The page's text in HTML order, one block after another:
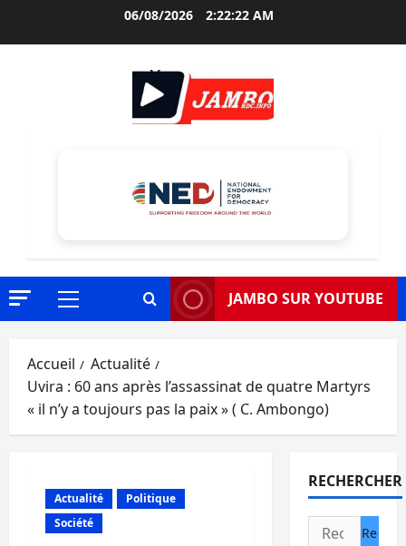
06/08/2026 2:22:23 AM
Menu
JAMBO SUR YOUTUBE
Accueil
Actualité
Uvira : 60 ans après l’assassinat de quatre Martyrs
« il n’y a toujours pas la paix » ( C. Ambongo)
Actualité
Politique
Société
RECHERCHER
Rechercher :